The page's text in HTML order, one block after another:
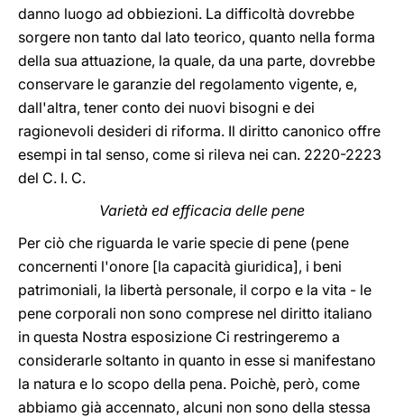
danno luogo ad obbiezioni. La difficoltà dovrebbe
sorgere non tanto dal lato teorico, quanto nella forma
della sua attuazione, la quale, da una parte, dovrebbe
conservare le garanzie del regolamento vigente, e,
dall'altra, tener conto dei nuovi bisogni e dei
ragionevoli desideri di riforma. Il diritto canonico offre
esempi in tal senso, come si rileva nei can. 2220-2223
del C. I. C.
Varietà ed efficacia delle pene
Per ciò che riguarda le varie specie di pene (pene
concernenti l'onore [la capacità giuridica], i beni
patrimoniali, la libertà personale, il corpo e la vita - le
pene corporali non sono comprese nel diritto italiano
in questa Nostra esposizione Ci restringeremo a
considerarle soltanto in quanto in esse si manifestano
la natura e lo scopo della pena. Poichè, però, come
abbiamo già accennato, alcuni non sono della stessa